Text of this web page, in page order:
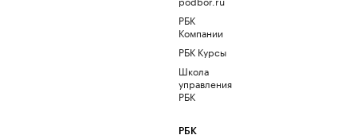
РБК
Компании
РБК Курсы
Школа
управления
РБК
РБК